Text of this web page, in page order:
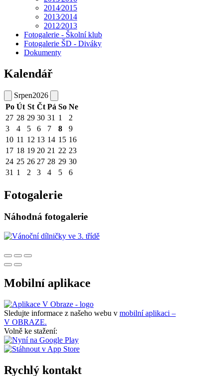
2014⁄2015
2013⁄2014
2012⁄2013
Fotogalerie - Školní klub
Fotogalerie ŠD - Diváky
Dokumenty
Kalendář
Srpen2026
Po Út St Čt Pá So Ne
27 28 29 30 31 1
2
3
4 5 6 7 8
9
10 11 12 13 14 15 16
17 18 19 20 21 22 23
24 25 26 27 28 29 30
31 1 2 3 4 5 6
Fotogalerie
Náhodná fotogalerie
Mobilní aplikace
Sledujte informace z našeho webu v mobilní aplikaci –
V OBRAZE.
Volně ke stažení:
Rychlý kontakt